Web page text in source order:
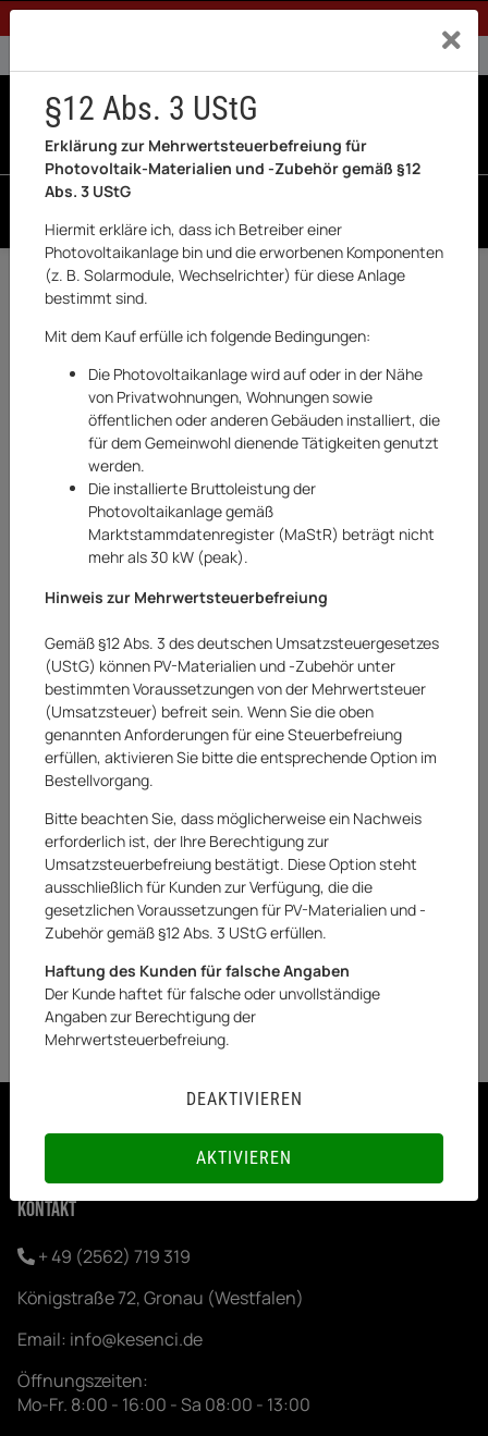
1% Rabatt bei Banküberweisung (Privatkunden)Exklusiv
Startseite
BRITA
FILTER & SORT
Sortierung 2 Produkt(e) gefunden
AUF LAGER
Regalboden Wenge
cm x 118 cm x 23,5 cm
17,90 €
inkl. 19% USt.
Versandkostenfreie
Lieferung
Netto: 15,04€
Sofort verfügbar
Lieferzeit:
1 - 2 Werktage
(DE - Ausland abweichend)
AUF LAGER
hine 500 mm
32,90 €
inkl. 19% USt.
Versandkostenfreie
Lieferung
Netto:27,65
Lieferzeit:
(DE - Ausland abweichend)
FOLGEN
Kontakt
+ 49 (2562) 719 319
Königstraße 72, Gronau (Westfalen)
Email: info@kesenci.de
Öffnungszeiten:
Mo-Fr. 8:00 - 16:00 - Sa 08:00 - 13:00
§12 Abs. 3 UStG
Erklärung zur Mehrwertsteuerbefreiung für
Photovoltaik-Materialien und -Zubehör gemäß §12
Abs. 3 UStG
Hiermit erkläre ich, dass ich Betreiber einer
Photovoltaikanlage bin und die erworbenen Komponenten
(z. B. Solarmodule, Wechselrichter) für diese Anlage
bestimmt sind.
Mit dem Kauf erfülle ich folgende Bedingungen:
Die Photovoltaikanlage wird auf oder in der Nähe
von Privatwohnungen, Wohnungen sowie
öffentlichen oder anderen Gebäuden installiert, die
für dem Gemeinwohl dienende Tätigkeiten genutzt
werden.
Die installierte Bruttoleistung der
Photovoltaikanlage gemäß
Marktstammdatenregister (MaStR) beträgt nicht
mehr als 30 kW (peak).
Hinweis zur Mehrwertsteuerbefreiung
Gemäß §12 Abs. 3 des deutschen Umsatzsteuergesetzes
(UStG) können PV-Materialien und -Zubehör unter
bestimmten Voraussetzungen von der Mehrwertsteuer
(Umsatzsteuer) befreit sein. Wenn Sie die oben
genannten Anforderungen für eine Steuerbefreiung
erfüllen, aktivieren Sie bitte die entsprechende Option im
Bestellvorgang.
Bitte beachten Sie, dass möglicherweise ein Nachweis
erforderlich ist, der Ihre Berechtigung zur
Umsatzsteuerbefreiung bestätigt. Diese Option steht
ausschließlich für Kunden zur Verfügung, die die
gesetzlichen Voraussetzungen für PV-Materialien und -
Zubehör gemäß §12 Abs. 3 UStG erfüllen.
Haftung des Kunden für falsche Angaben
Der Kunde haftet für falsche oder unvollständige
Angaben zur Berechtigung der
Mehrwertsteuerbefreiung.
DEAKTIVIEREN
AKTIVIEREN